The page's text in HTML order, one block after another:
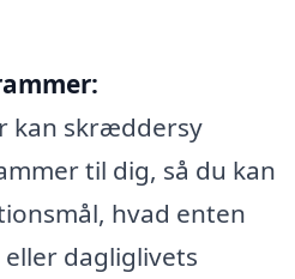
kan skræddersy
til dig, så du kan
hvad enten
dagliglivets